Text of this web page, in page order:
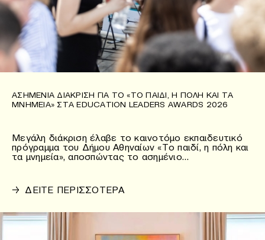
ΑΣΗΜΈΝΙΑ ΔΙΆΚΡΙΣΗ ΓΙΑ ΤΟ «ΤΟ ΠΑΙΔΊ, Η ΠΌΛΗ ΚΑΙ ΤΑ
ΜΝΗΜΕΊΑ» ΣΤΑ EDUCATION LEADERS AWARDS 2026
Μεγάλη διάκριση έλαβε το καινοτόμο εκπαιδευτικό
πρόγραμμα του Δήμου Αθηναίων «Το παιδί, η πόλη και
τα μνημεία», αποσπώντας το ασημένιο…
→ ΔΕΙΤΕ ΠΕΡΙΣΣΟΤΕΡΑ